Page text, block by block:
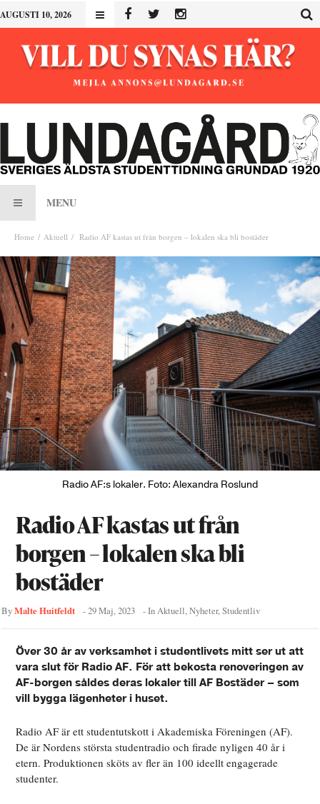
AUGUSTI 10, 2026
MENU
Home Aktuell Radio AF kastas ut från borgen – lokalen ska bli bostäder
Radio AF:s lokaler. Foto: Alexandra Roslund
Radio AF kastas ut från
borgen – lokalen ska bli
bostäder
ByMalte Huitfeldt -29 Maj, 2023 - InAktuell,Nyheter,Studentliv
Över 30 år av verksamhet i studentlivets mitt ser ut att
vara slut för Radio AF. För att bekosta renoveringen av
AF-borgen såldes deras lokaler till AF Bostäder – som
vill bygga lägenheter i huset.
Radio AF är ett studentutskott i Akademiska Föreningen (AF).
De är Nordens största studentradio och firade nyligen 40 år i
etern. Produktionen sköts av fler än 100 ideellt engagerade
studenter.